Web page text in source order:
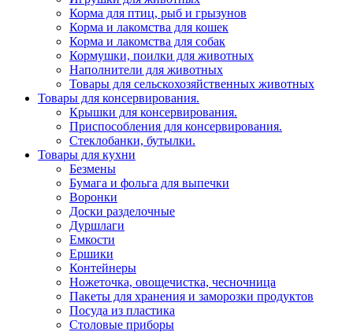
Корма для птиц, рыб и грызунов
Корма и лакомства для кошек
Корма и лакомства для собак
Кормушки, поилки для животных
Наполнители для животных
Товары для сельскохозяйственных животных
Товары для консервирования.
Крышки для консервирования.
Приспособления для консервирования.
Стеклобанки, бутылки.
Товары для кухни
Безмены
Бумага и фольга для выпечки
Воронки
Доски разделочные
Дуршлаги
Емкости
Ершики
Контейнеры
Ножеточка, овощечистка, чесночница
Пакеты для хранения и заморозки продуктов
Посуда из пластика
Столовые приборы